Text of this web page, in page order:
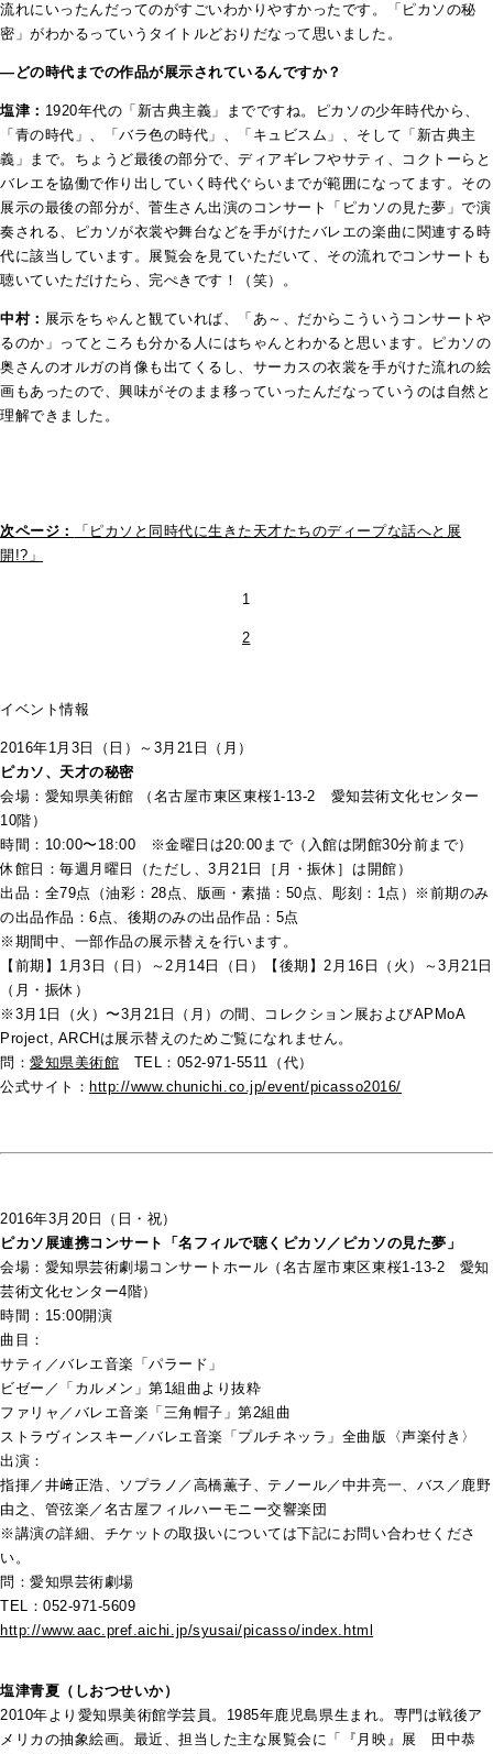
流れにいったんだってのがすごいわかりやすかったです。「ピカソの秘
密」がわかるっていうタイトルどおりだなって思いました。
―どの時代までの作品が展示されているんですか？
塩津： 1920年代の「新古典主義」までですね。ピカソの少年時代から、
「青の時代」、「バラ色の時代」、「キュビスム」、そして「新古典主
義」まで。ちょうど最後の部分で、ディアギレフやサティ、コクトーらと
バレエを協働で作り出していく時代ぐらいまでが範囲になってます 。その
展示の最後の部分が、菅生さん出演のコンサート「ピカソの見た夢」で演
奏される、ピカソが衣裳や舞台などを手がけたバレエの楽曲に関連する時
代に該当しています 。展覧会を見ていただいて、その流れでコンサートも
聴いていただけたら、完ぺきです！（笑）。
中村： 展示をちゃんと観ていれば、「あ～、だからこういうコンサートや
るのか」ってところも分かる人にはちゃんとわかると思います。ピカソの
奥さんのオルガの肖像も出てくるし、サーカスの衣裳を手がけた流れの絵
画もあったので、興味がそのまま移っていったんだなっていうのは自然と
理解できました。
次ページ：
「ピカソと同時代に生きた天才たちのディープな話へと展
開!?」
1
2
イベント情報
2016年1月3日（日）～3月21日（月）
ピカソ、天才の秘密
会場：愛知県美術館 （名古屋市東区東桜1-13-2 愛知芸術文化センター
10階）
時間：10:00〜18:00 ※金曜日は20:00まで（入館は閉館30分前まで）
休館日：毎週月曜日（ただし、3月21日［月・振休］は開館）
出品：全79点（油彩：28点、版画・素描：50点、彫刻：1点）※前期のみ
の出品作品：6点、後期のみの出品作品：5点
※期間中、一部作品の展示替えを行います。
【前期】1月3日（日）～2月14日（日）【後期】2月16日（火）～3月21日
（月・振休）
※3月1日（火）〜3月21日（月）の間、コレクション展およびAPMoA
Project, ARCHは展示替えのためご覧になれません。
問：愛知県美術館 TEL：052-971-5511（代）
公式サイト： http://www.chunichi.co.jp/event/picasso2016/
2016年3月20日（日・祝）
ピカソ展連携コンサート「名フィルで聴くピカソ／ピカソの見た夢」
会場：愛知県芸術劇場コンサートホール（名古屋市東区東桜1-13-2 愛知
芸術文化センター4階）
時間：15:00開演
曲目：
サティ／バレエ音楽「パラード」
ビゼー／「カルメン」第1組曲より抜粋
ファリャ／バレエ音楽「三角帽子」第2組曲
ストラヴィンスキー／バレエ音楽「プルチネッラ」全曲版〈声楽付き〉
出演：
指揮／井﨑正浩、ソプラノ／高橋薫子、テノール／中井亮一、バス／鹿野
由之、管弦楽／名古屋フィルハーモニー交響楽団
※講演の詳細、チケットの取扱いについては下記にお問い合わせくださ
い。
問：愛知県芸術劇場
TEL：052-971-5609
http://www.aac.pref.aichi.jp/syusai/picasso/index.html
塩津青夏（しおつせいか）
2010年より愛知県美術館学芸員。1985年鹿児島県生まれ。専門は戦後ア
メリカの抽象絵画。最近、担当した主な展覧会に「『月映』展 田中恭